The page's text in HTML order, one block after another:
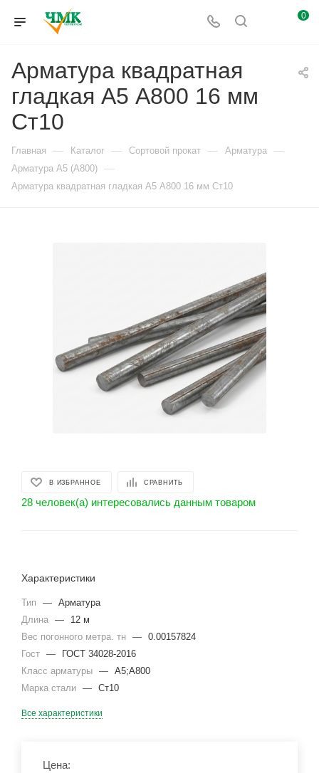
0
Арматура квадратная
гладкая А5 А800 16 мм
Ст10
Главная — Каталог — Сортовой прокат — Арматура —
Арматура А5 (А800) —
Арматура квадратная гладкая А5 А800 16 мм Ст10
В ИЗБРАННОЕ СРАВНИТЬ
28 человек(а) интересовались данным товаром
Характеристики
Тип — Арматура
Длина —
12 м
Вес погонного метра. тн — 0.00157824
Гост —
ГОСТ 34028-2016
Класс арматуры — А5;А800
Марка стали — Ст10
Все характеристики
Цена: